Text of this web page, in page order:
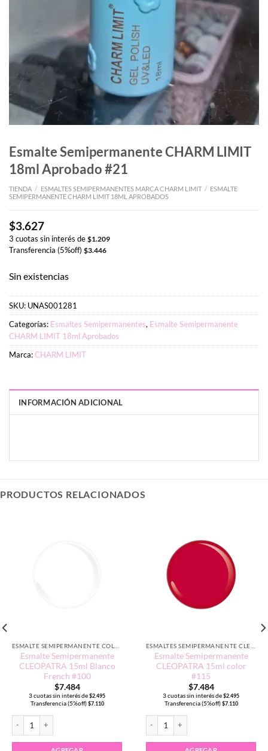
Esmalte Semipermanente CHARM LIMIT
18ml Aprobado #21
TIENDA / ESMALTES SEMIPERMANENTES MARCA CHARM LIMIT / ESMALTE
SEMIPERMANENTE CHARM LIMIT 18ML APROBADOS
$3.627
3 cuotas sin interés de $1.209
Transferencia (5%off) $3.446
Sin existencias
SKU: UNAS001281
Categorías: Esmaltes Semipermanentes, Esmalte Semipermanente
CHARM LIMIT 18ml Aprobados
Marca:CHARM LIMIT
INFORMACIÓN ADICIONAL
PRODUCTOS RELACIONADOS
Esmalte Semipermanente
CLEOPATRA 15ml Blanco
French #100
$7.484
3 cuotas sin interés de $2.495
Transferencia (5%off) $7.110
Esmalte Semipermanente
CLEOPATRA 15ml color
#115
$7.484
3 cuotas sin interés de $2.495
Transferencia (5%off) $7.110